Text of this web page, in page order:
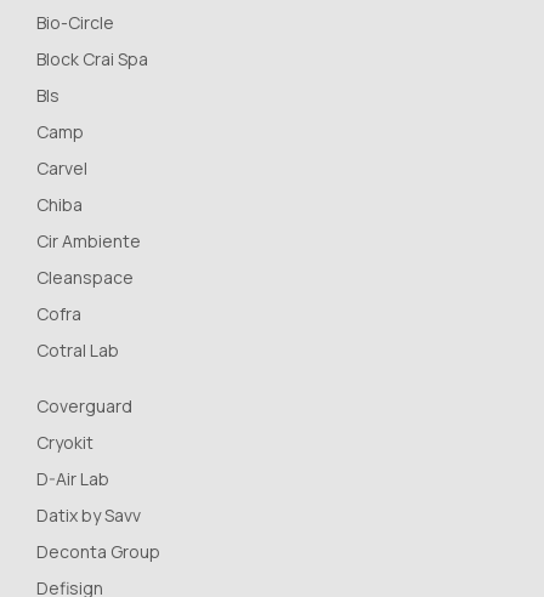
Bio-Circle
Block Crai Spa
Bls
Camp
Carvel
Chiba
Cir Ambiente
Cleanspace
Cofra
Cotral Lab
Coverguard
Cryokit
D-Air Lab
Datix by Savv
Deconta Group
Defisign